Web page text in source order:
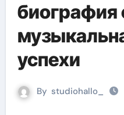
биография
успехи
By studiohallo_